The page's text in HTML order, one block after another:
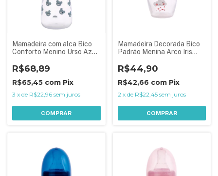
Mamadeira com alca Bico
Conforto Menino Urso Azul
R$68,89
R$65,45 com Pix
3 x de R$22,96 sem juros
COMPRAR
Mamadeira Decorada Bico
Padrão Menina Arco Iris
R$44,90
R$42,66 com Pix
2 x de R$22,45 sem juros
COMPRAR